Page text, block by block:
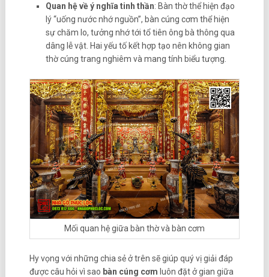
Quan hệ về ý nghĩa tinh thần: Bàn thờ thể hiện đạo
lý “uống nước nhớ nguồn”, bàn cúng cơm thể hiện
sự chăm lo, tưởng nhớ tới tổ tiên ông bà thông qua
dâng lễ vật. Hai yếu tố kết hợp tạo nên không gian
thờ cúng trang nghiêm và mang tính biểu tượng.
Mối quan hệ giữa bàn thờ và bàn cơm
Hy vọng với những chia sẻ ở trên sẽ giúp quý vị giải đáp
được câu hỏi vì sao bàn cúng cơm luôn đặt ở gian giữa